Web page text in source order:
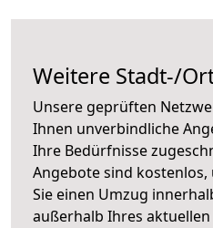
Weitere Stadt-/
Unsere geprüften
Ihnen unverbindliche
Ihre Bedürfnisse
Angebote sind
Sie einen Umzug
außerhalb Ihres